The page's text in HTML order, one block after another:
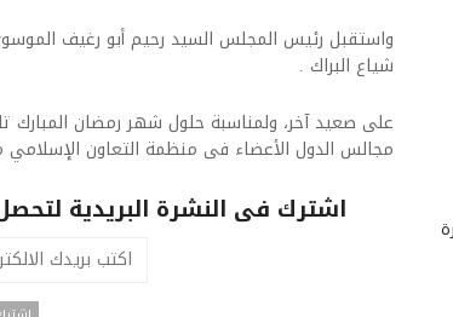
واستقبل رئيس المجلس السيد رحيم أبو رغيف
شياع البراك .
على صعيد آخر، ولمناسبة حلول شهر رمضان المبارك
مجالس الدول الأعضاء فى منظمة التعاون
اشترك فى النشرة البريدية